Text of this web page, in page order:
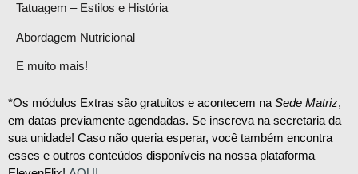
Tatuagem – Estilos e História
Abordagem Nutricional
E muito mais!
*Os módulos Extras são gratuitos e acontecem naSede Matriz,
em datas previamente agendadas. Se inscreva na secretaria da
sua unidade! Caso não queria esperar, você também encontra
esses e outros conteúdos disponíveis na nossa plataforma